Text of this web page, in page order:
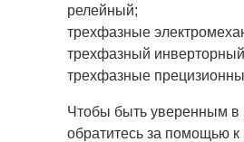
релейный;
трехфазные
трехфазный
трехфазные
Чтобы быть уверенным в
обратитесь за помощью